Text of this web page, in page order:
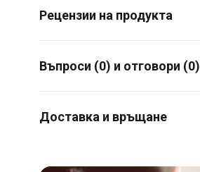
Въпроси (0) и отговори (0)
Доставка и връщане